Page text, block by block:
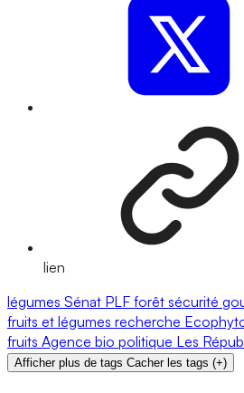
lien
légumes Sénat PLF forêt sécurité
fruits et légumes recherche
fruits Agence bio politique Les
Afficher plus de tags Cacher les tags (+)